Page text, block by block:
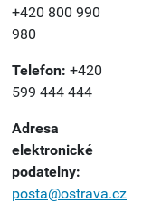
+420 800 990
980
Telefon: +420
599 444 444
Adresa
elektronické
podatelny:
posta@ostrava.cz